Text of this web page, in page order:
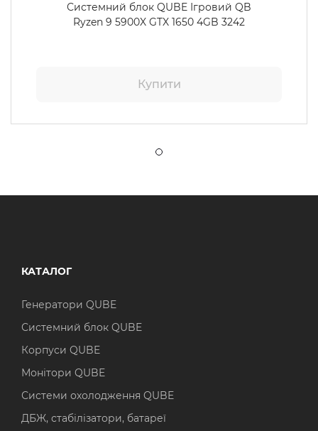
Системний блок QUBE Ігровий QB
Ryzen 9 5900X GTX 1650 4GB 3242
Купити
КАТАЛОГ
Генератори QUBE
Системний блок QUBE
Корпуси QUBE
Монітори QUBE
Системи охолодження QUBE
ДБЖ, стабілізатори, батареї